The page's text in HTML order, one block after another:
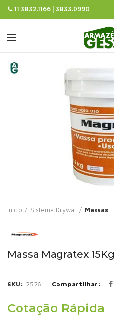
11 3832.1166 | 3833.0990
Início Sistema Drywall Massas
Massa Magratex 15Kg
SKU: 2526 Compartilhar
Cotação Rápida